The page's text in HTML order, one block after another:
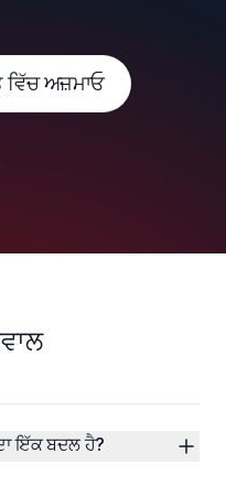
ਵਿੱਚ ਅਜ਼ਮਾਓ
ਇੱਕ ਬਦਲ ਹੈ?